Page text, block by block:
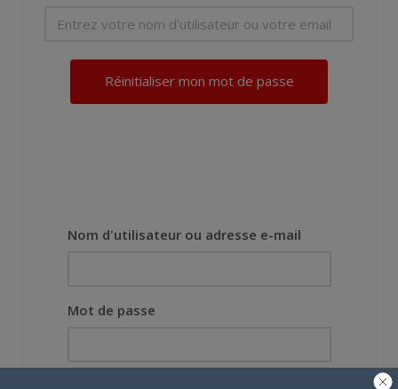
Nom d'utilisateur ou adresse e-mail
Mot de passe